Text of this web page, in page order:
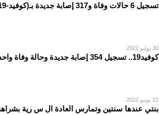
تسجيل 6 حالات وفاة و317 إصابة جديدة بـ(كوفيد-19) خلال الـ24 ساعة الماضية
30 يوليو 2022
كوفيد19.. تسجيل 354 إصابة جديدة وحالة وفاة واحدة خلال الـ24 ساعة الماضية
22 يونيو 2022
بنتي عندها سنتين وتمارس العادة ال س رية